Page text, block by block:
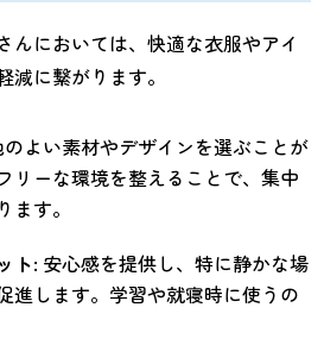
んにおいては、快適な衣服やアイ
減に繋がります。
のよい素材やデザインを選ぶことが
リーな環境を整えることで、集中
す。
ト: 安心感を提供し、特に静かな場
進します。学習や就寝時に使うの